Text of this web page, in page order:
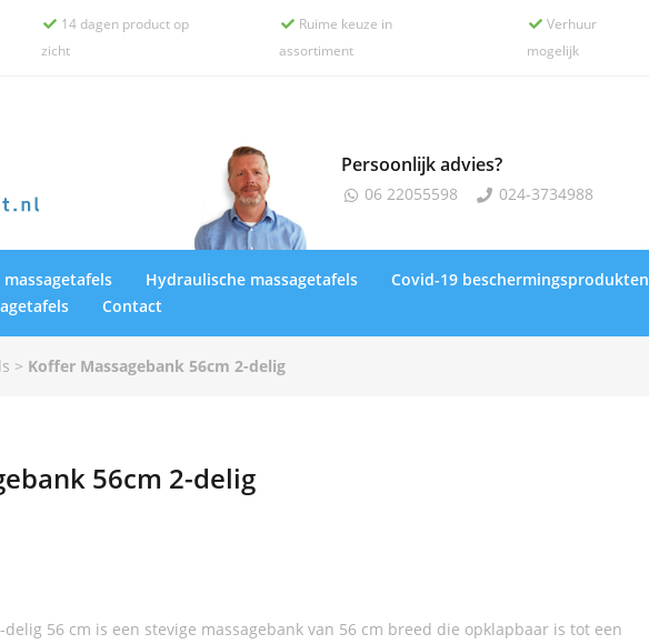
 14 dagen product op
zicht
 Ruime keuze in
assortiment
 Verhuur
mogelijk
Persoonlijk advies?
 06 22055598  024-3734988
Hydraulische massagetafels Covid-19 beschermingsprodukten
Contact
> Koffer Massagebank 56cm 2-delig
56cm 2-delig
delig 56 cm is een stevige massagebank van 56 cm breed die opklapbaar is tot een